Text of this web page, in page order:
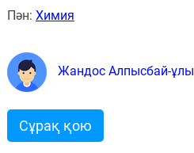
Пән: Химия
Жандос Алпысбай-ұлы
Сұрақ қою